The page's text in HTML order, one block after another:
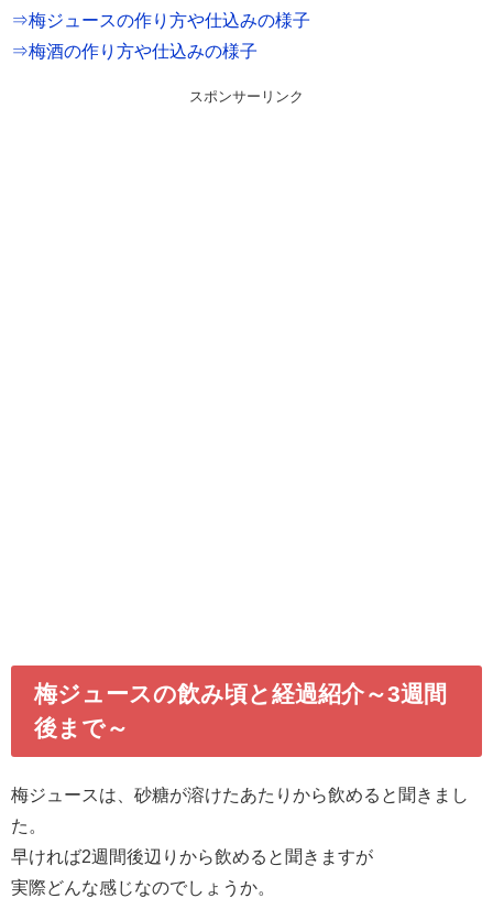
⇒梅ジュースの作り方や仕込みの様子
⇒梅酒の作り方や仕込みの様子
スポンサーリンク
梅ジュースの飲み頃と経過紹介～3週間
後まで～
梅ジュースは、砂糖が溶けたあたりから飲めると聞きまし
た。
早ければ2週間後辺りから飲めると聞きますが
実際どんな感じなのでしょうか。